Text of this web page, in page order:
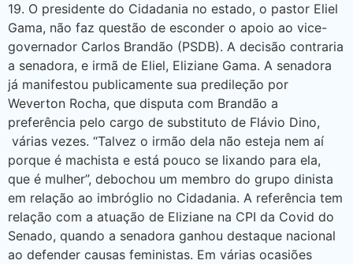
19. O presidente do Cidadania no estado, o pastor Eliel
Gama, não faz questão de esconder o apoio ao vice-
governador Carlos Brandão (PSDB). A decisão contraria
a senadora, e irmã de Eliel, Eliziane Gama. A senadora
já manifestou publicamente sua predileção por
Weverton Rocha, que disputa com Brandão a
preferência pelo cargo de substituto de Flávio Dino,
várias vezes. “Talvez o irmão dela não esteja nem aí
porque é machista e está pouco se lixando para ela,
que é mulher”, debochou um membro do grupo dinista
em relação ao imbróglio no Cidadania. A referência tem
relação com a atuação de Eliziane na CPI da Covid do
Senado, quando a senadora ganhou destaque nacional
ao defender causas feministas. Em várias ocasiões